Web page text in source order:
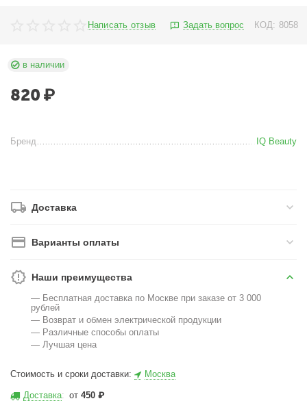
Написать отзыв Задать вопрос КОД: 8058
в наличии
820 ₽
Бренд IQ Beauty
Доставка
Варианты оплаты
Наши преимущества
— Бесплатная доставка по Москве при заказе от 3 000
рублей
— Возврат и обмен электрической продукции
— Различные способы оплаты
— Лучшая цена
Стоимость и сроки доставки: Москва
Доставка: от450 ₽